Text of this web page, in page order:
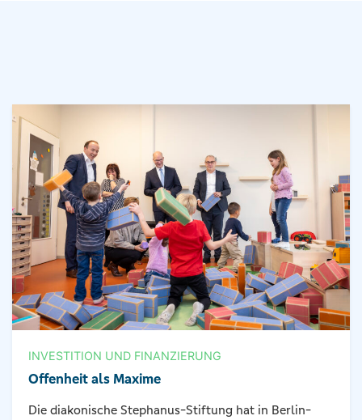
INVESTITION UND FINANZIERUNG
Offenheit als Maxime
Die diakonische Stephanus-Stiftung hat in Berlin-